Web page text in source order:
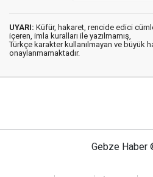
UYARI: Küfür, hakaret, rencide edici
içeren, imla kuralları ile yazılmamış,
Türkçe karakter kullanılmayan ve büyük
onaylanmamaktadır.
Gebze Haber